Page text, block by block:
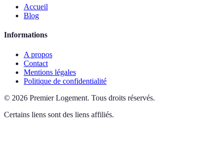
Accueil
Blog
Informations
A propos
Contact
Mentions légales
Politique de confidentialité
© 2026 Premier Logement. Tous droits réservés.
Certains liens sont des liens affiliés.